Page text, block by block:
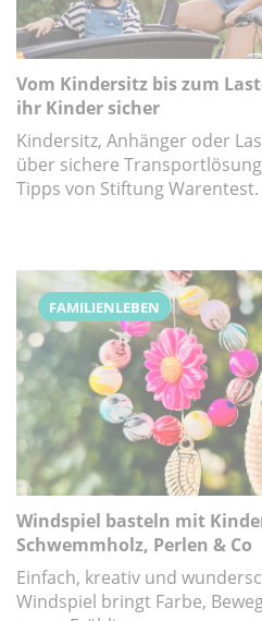
Vom Kindersitz bis zum
ihr Kinder sicher
Kindersitz, Anhänger oder
über sichere
Tipps von Stiftung Warentest.
FAMILIENLEBEN
Windspiel basteln mit
Schwemmholz, Perlen & Co
Einfach, kreativ und
Windspiel bringt Farbe,